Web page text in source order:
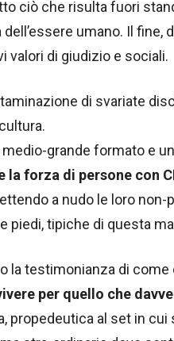
ciò che risulta fuori
umano. Il fine,
valori di giudizio e sociali.
di svariate
grande formato e
la forza di persone con
a nudo le loro
piedi, tipiche di questa
la testimonianza di come
per quello che
propedeutica al set in